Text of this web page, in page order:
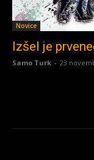
Novice
Izšel je
Samo Turk - 23